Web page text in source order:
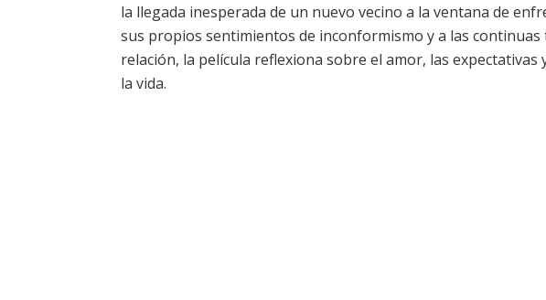
la llegada inesperada de un nuevo vecino a la ventana de
sus propios sentimientos de inconformismo y a las
relación, la película reflexiona sobre el amor, las
la vida.